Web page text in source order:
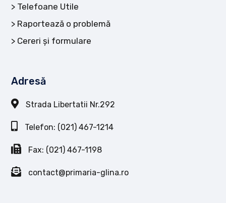
Telefoane Utile
Raportează o problemă
Cereri și formulare
Adresă
Strada Libertatii Nr.292
Telefon: (021) 467-1214
Fax: (021) 467-1198
contact@primaria-glina.ro